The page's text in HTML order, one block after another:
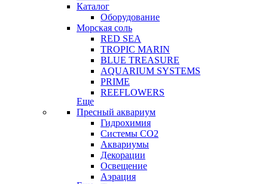
Каталог
Оборудование
Морская соль
RED SEA
TROPIC MARIN
BLUE TREASURE
AQUARIUM SYSTEMS
PRIME
REEFLOWERS
Еще
Пресный аквариум
Гидрохимия
Системы СО2
Аквариумы
Декорации
Освещение
Аэрация